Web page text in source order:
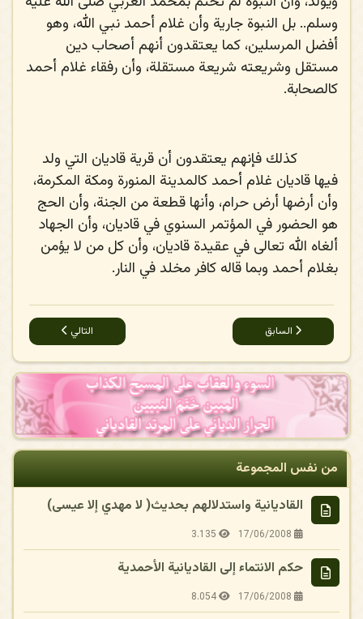
وسلم.. بل النبوة جارية وأن غلام أحمد نبي الله، وهو
أفضل المرسلين، كما يعتقدون أنهم أصحاب دين
مستقل وشريعته شريعة مستقلة، وأن رفقاء غلام أحمد
كالصحابة.
كذلك فإنهم يعتقدون أن قرية قاديان التي ولد
فيها قاديان غلام أحمد كالمدينة المنورة ومكة المكرمة،
وأن أرضها أرض حرام، وأنها قطعة من الجنة، وأن الحج
هو الحضور في المؤتمر السنوي في قاديان، وأن الجهاد
ألغاه الله تعالى في عقيدة قاديان، وأن كل من لا يؤمن
بغلام أحمد وبما قاله كافر مخلد في النار.
المقال السابق: التوضيح لإفك الأحمدية القاديانية في زعمهم وفاة المسيح
السابق المقال التالي:
التالي
من نفس المجموعة
القاديانية واستدلالهم بحديث( لا مهدي إلا عيسى)
17/06/2008
3.135
حكم الانتماء إلى القاديانية الأحمدية
17/06/2008
8.054